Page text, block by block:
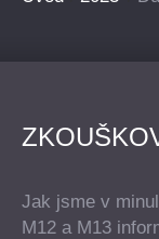
Jak jsme v
M12 a M13